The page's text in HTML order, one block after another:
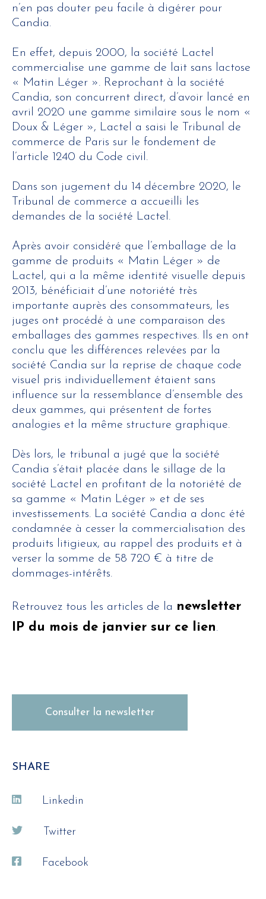
SHARE
Linkedin
Twitter
Facebook
n’en pas douter peu facile à digérer pour
Candia.
En effet, depuis 2000, la société Lactel
commercialise une gamme de lait sans lactose
« Matin Léger ». Reprochant à la société
Candia, son concurrent direct, d’avoir lancé en
avril 2020 une gamme similaire sous le nom «
Doux & Léger », Lactel a saisi le Tribunal de
commerce de Paris sur le fondement de
l’article 1240 du Code civil.
Dans son jugement du 14 décembre 2020, le
Tribunal de commerce a accueilli les
demandes de la société Lactel.
Après avoir considéré que l’emballage de la
gamme de produits « Matin Léger » de
Lactel, qui a la même identité visuelle depuis
2013, bénéficiait d’une notoriété très
importante auprès des consommateurs, les
juges ont procédé à une comparaison des
emballages des gammes respectives. Ils en ont
conclu que les différences relevées par la
société Candia sur la reprise de chaque code
visuel pris individuellement étaient sans
influence sur la ressemblance d’ensemble des
deux gammes, qui présentent de fortes
analogies et la même structure graphique.
Dès lors, le tribunal a jugé que la société
Candia s’était placée dans le sillage de la
société Lactel en profitant de la notoriété de
sa gamme « Matin Léger » et de ses
investissements. La société Candia a donc été
condamnée à cesser la commercialisation des
produits litigieux, au rappel des produits et à
verser la somme de 58 720 € à titre de
dommages-intérêts.
Retrouvez tous les articles de la newsletter
IP du mois de janvier sur ce lien.
Consulter la newsletter